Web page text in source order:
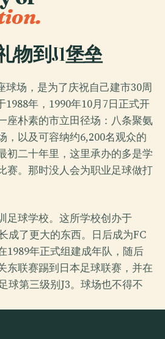
物到J1堡垒
球场，是为了庆祝自己建市30周
1988年，1990年10月7日正式开
座朴素的市立田径场：八条聚氨
，以及可容纳约6,200名观众的
初二十年里，这里承办的多是学
赛。那时没人会为职业足球做打
足球学校。这所学校创办于
成了更大的东西。日后成为FC
1989年正式组建成年队，随后
东联赛踢到日本足球联赛，并在
球第三级别J3。球场也不得不